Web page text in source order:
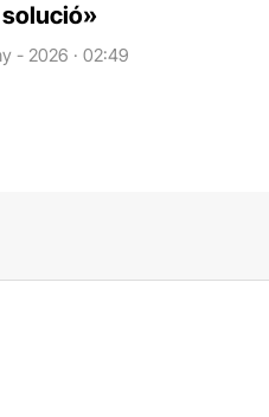
solució»
- 2026 · 02:49